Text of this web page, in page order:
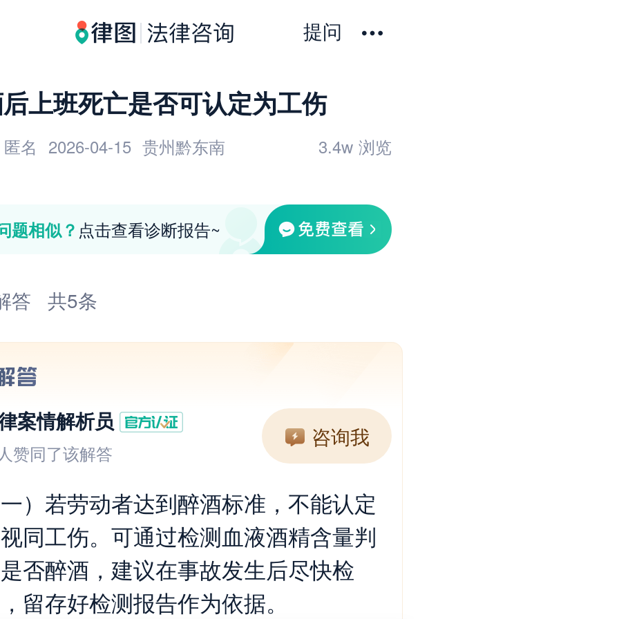
提问
上班死亡是否可认定为工伤
3.4w 浏览
匿名 2026-04-15 贵州黔东南
题相似？ 点击查看诊断报告~
答 共5条
案情解析员
赞同了该解答
咨询我
）若劳动者达到醉酒标准，不能认定
同工伤。可通过检测血液酒精含量判
否醉酒，建议在事故发生后尽快检
留存好检测报告作为依据。